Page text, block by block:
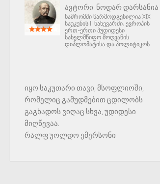
ავტორი: ნოდარ დარსანია
ნაშრომში წარმოდგენილია XIX
საუკუნის II ნახევარში, ევროპის
ერთ-ერთი პუდიდესი
სახელმწიფო მოღვაწის
დიპლომატისა და პოლიტიკოს
იყო საკუთარი თავი, მსოფლიოში,
რომელიც გამუდმებით ცდილობს
გაგხადოს ვიღაც სხვა, უდიდესი
მიღწევაა.
რალფ უოლდო ემერსონი